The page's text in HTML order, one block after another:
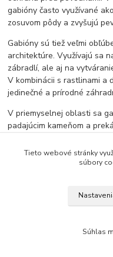
gabióny často využívané
zosuvom pôdy a zvyšujú
Gabióny sú tiež veľmi
architektúre. Využívajú sa
zábradlí, ale aj na
V kombinácii s rastlinami a
jedinečné a prírodné
V priemyselnej oblasti sa
padajúcim kameňom a
Gabióny tiež pomáhajú v
životného prostredia.
podmienky, v ktorých budú
Tieto webové stránky
súbory
Súhlas